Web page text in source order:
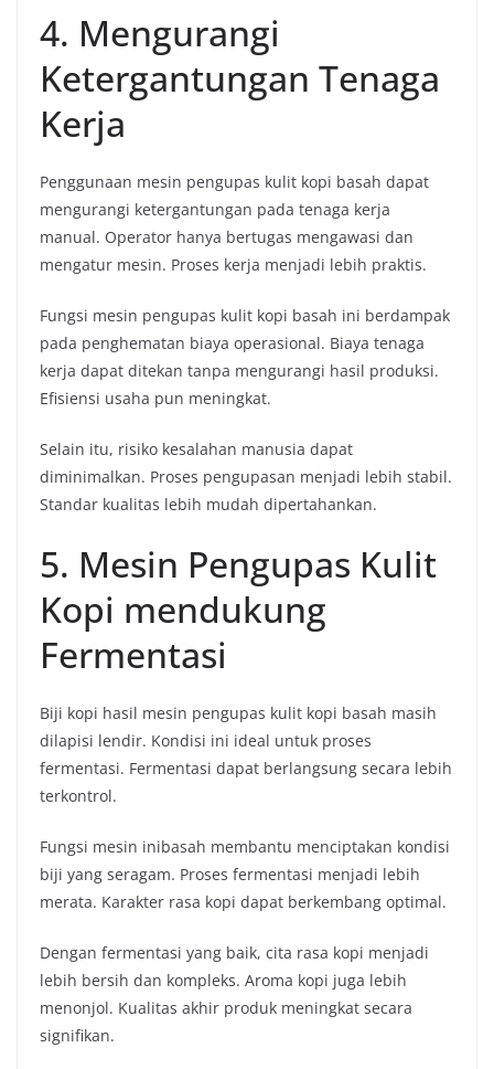
4. Mengurangi
Ketergantungan Tenaga
Kerja
Penggunaan mesin pengupas kulit kopi basah dapat
mengurangi ketergantungan pada tenaga kerja
manual. Operator hanya bertugas mengawasi dan
mengatur mesin. Proses kerja menjadi lebih praktis.
Fungsi mesin pengupas kulit kopi basah ini berdampak
pada penghematan biaya operasional. Biaya tenaga
kerja dapat ditekan tanpa mengurangi hasil produksi.
Efisiensi usaha pun meningkat.
Selain itu, risiko kesalahan manusia dapat
diminimalkan. Proses pengupasan menjadi lebih stabil.
Standar kualitas lebih mudah dipertahankan.
5. Mesin Pengupas Kulit
Kopi mendukung
Fermentasi
Biji kopi hasil mesin pengupas kulit kopi basah masih
dilapisi lendir. Kondisi ini ideal untuk proses
fermentasi. Fermentasi dapat berlangsung secara lebih
terkontrol.
Fungsi mesin inibasah membantu menciptakan kondisi
biji yang seragam. Proses fermentasi menjadi lebih
merata. Karakter rasa kopi dapat berkembang optimal.
Dengan fermentasi yang baik, cita rasa kopi menjadi
lebih bersih dan kompleks. Aroma kopi juga lebih
menonjol. Kualitas akhir produk meningkat secara
signifikan.